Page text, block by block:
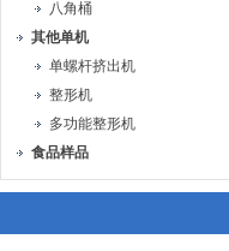
八角桶
其他单机
单螺杆挤出机
整形机
多功能整形机
食品样品